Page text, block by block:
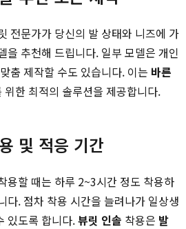
전문가가 당신의 발 상태와 니즈에 가
을 추천해 드립니다. 일부 모델은 개인
춤 제작할 수도 있습니다. 이는 바른
위한 최적의 솔루션을 제공합니다.
및 적응 기간
용할 때는 하루 2~3시간 정도 착용하
다. 점차 착용 시간을 늘려나가 일상생
있도록 합니다.뷰릿 인솔 착용은 발